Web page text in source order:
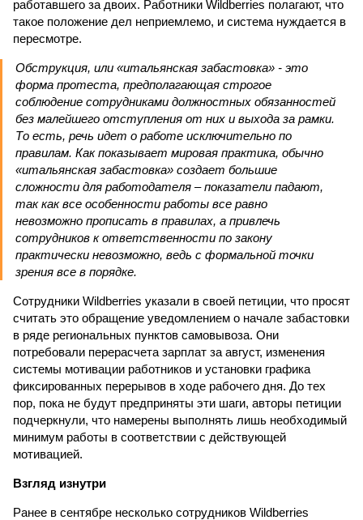
работавшего за двоих. Работники Wildberries полагают, что
такое положение дел неприемлемо, и система нуждается в
пересмотре.
Обструкция, или «итальянская забастовка» - это
форма протеста, предполагающая строгое
соблюдение сотрудниками должностных обязанностей
без малейшего отступления от них и выхода за рамки.
То есть, речь идет о работе исключительно по
правилам. Как показывает мировая практика, обычно
«итальянская забастовка» создает большие
сложности для работодателя – показатели падают,
так как все особенности работы все равно
невозможно прописать в правилах, а привлечь
сотрудников к ответственности по закону
практически невозможно, ведь с формальной точки
зрения все в порядке.
Сотрудники Wildberries указали в своей петиции, что просят
считать это обращение уведомлением о начале забастовки
в ряде региональных пунктов самовывоза. Они
потребовали перерасчета зарплат за август, изменения
системы мотивации работников и установки графика
фиксированных перерывов в ходе рабочего дня. До тех
пор, пока не будут предприняты эти шаги, авторы петиции
подчеркнули, что намерены выполнять лишь необходимый
минимум работы в соответствии с действующей
мотивацией.
Взгляд изнутри
Ранее в сентябре несколько сотрудников Wildberries